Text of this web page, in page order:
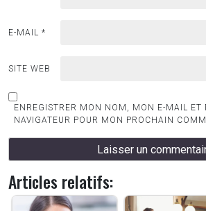
E-MAIL *
SITE WEB
ENREGISTRER MON NOM, MON E-MAIL ET
NAVIGATEUR POUR MON PROCHAIN
Articles relatifs: